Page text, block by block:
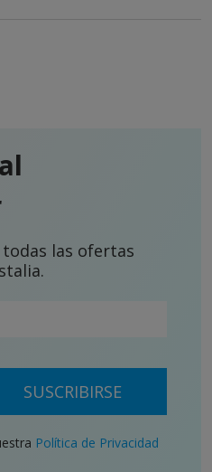
las ofertas
SUSCRIBIRSE
Política de Privacidad